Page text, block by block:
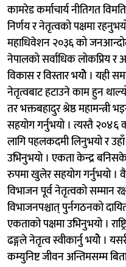
कामरेड कर्माचार्य नीतिगत
निर्णय र नेतृत्वको पक्षमा
महाधिवेशन २०३६ को
नेपालको सर्वाधिक लोकप्रिय र
विकास र विस्तार भयोे । यही
नेतृत्वबाट हटाउने काम हुन
तर भक्तबहादुर श्रेष्ठ
सहयोग गर्नुभयो । त्यस्तै २०४६
लागि पहलकदमी लिनुभयो र
उभिनुभयो । एकता केन्द्र
रुपमा खुलेर सहयोग गर्नुभयो ।
विभाजन पूर्व नेतृत्वको सम्मान
विभाजनपश्चात् पुर्नगठनको
एकताको पक्षमा उभिनुभयो ।
ढङ्गले नेतृत्व स्वीकार्नु भयोे ।
कम्युनिष्ट जीवन अन्तिमसम्म